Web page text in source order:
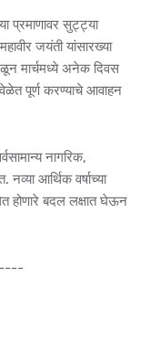
प्रमाणावर सुट्ट्या
जयंती यांसारख्या
मार्चमध्ये अनेक दिवस
पूर्ण करण्याचे आवाहन
नागरिक,
आर्थिक वर्षाच्या
होणारे बदल लक्षात घेऊन